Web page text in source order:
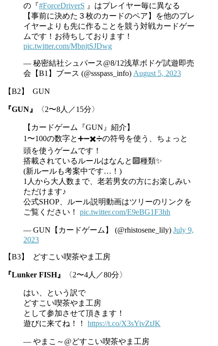
の『#ForceDriverS 』はプレイヤー毎に異なる
【事前に決めた３枚のカードのペア】を他のプレ
イヤーよりも先に作ることを競う対戦カードゲー
ムです！お待ちしております！
pic.twitter.com/MbnjtSJDwg
— 秘密結社シュパース@8/12浅草ボドゲ試遊即売
会【B1】ブース (@ssspass_info) August 5, 2023
【B2】 GUN
『GUN』 〈2〜8人／15分〉
【カードゲーム『GUN』紹介】
1〜100の数字と➕➖✖️➗の符号を使う、ちょっと
頭を使うゲームです！
搭載されているルールはなんと🔟種類✨
(新ルールも考案中です…！)
1人から大人数まで、老若男女の方にお楽しみい
ただけます♪
公式SHOP、ルール説明動画はツリーのリンクを
ご覧ください！ pic.twitter.com/E9eBG1F3hh
— GUN【カードゲーム】 (@rhistosene_lily) July 9,
2023
【B3】 どすこい喫茶やま工房
『Lunker FISH』 〈2〜4人／80分〉
はい、という訳で
どすこい喫茶やま工房
として参加させて頂きます！
遊びに来てね！！ https://t.co/X3sYivZtJK
— やまこ～@どすこい喫茶やま工房